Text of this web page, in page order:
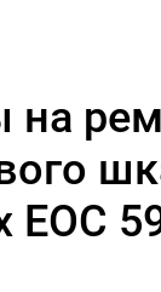
на
EOC